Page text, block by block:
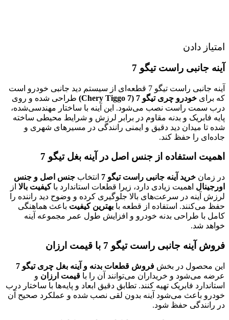
امتیاز دادن
آینه جانبی راست تیگو 7
آینه جانبی راست تیگو 7 قطعه‌ای از سیستم دید جانبی خودرو است
که برای خودرو چری تیگو 7 (Chery Tiggo 7)
طراحی شده و روی
درب سمت راست نصب می‌شود. این آینه با ساختار مهندسی‌شده،
پایه فابریک و بدنه مقاوم در برابر لرزش و شرایط محیطی ساخته
شده تا میدان دید دقیق و ایمنی رانندگی در مسیرهای شهری و
جاده‌ای را حفظ کند.
اهمیت استفاده از جنس اصل در آینه بغل تیگو 7
در زمان خرید آینه جانبی راست تیگو 7 انتخاب جنس اصل و جنس
اورجینال اهمیت زیادی دارد، زیرا قطعات استاندارد باکیفیت بالا از
لرزش آینه در سرعت‌های بالا جلوگیری کرده و وضوح دید راننده را
حفظ می‌کنند. استفاده از قطعه با بهترین کیفیت باعث هماهنگی
کامل با طراحی بدنه خودرو و افزایش طول عمر مجموعه آینه
خواهد شد.
فروش آینه جانبی راست تیگو 7 با قیمت ارزان
این محصول در بخش فروش قطعات بدنه و آینه بغل چری تیگو 7
عرضه می‌شود و خریداران می‌توانند آن را با قیمت ارزان و
استاندارد فابریک تهیه کنند. تطابق دقیق ابعاد و پایه‌ها با ساختار درب
خودرو باعث می‌شود آینه بدون لقی نصب شده و عملکرد صحیح آن
در رانندگی حفظ شود.